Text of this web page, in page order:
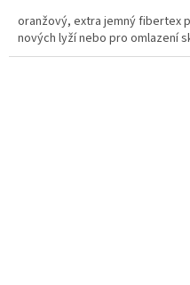
oranžový, extra jemný fibertex
nových lyží nebo pro omlazení